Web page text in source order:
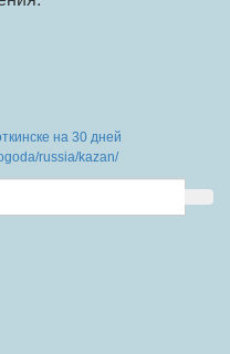
на 30 дней
russia/kazan/